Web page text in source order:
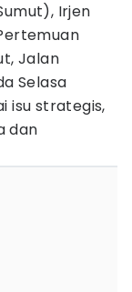
Irjen
Jalan
Selasa
isu strategis,
dan